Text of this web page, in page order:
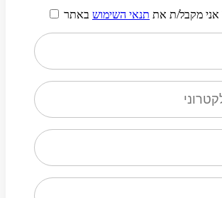
אני מקבל/ת את תנאי השימוש באתר